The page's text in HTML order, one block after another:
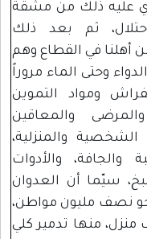
عليه ذلك من مشقة
ثم بعد ذلك
أهلنا في القطاع وهم
وحتى الماء مروراً
ومواد التموين
والمعاقين
والمنزلية،
والجافة، والأدوات
سيّما أن العدوان
نصف مليون مواطن،
نحو 40 ألف منزل، منها تدمير كلي